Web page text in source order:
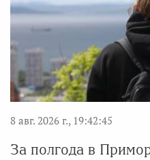
8 авг. 2026 г., 19:42:45
За полгода в